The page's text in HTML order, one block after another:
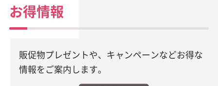
お得情報
販促物プレゼントや、キャンペーンなどお得な
情報をご案内します。